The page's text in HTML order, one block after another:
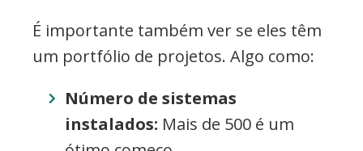
É importante também ver se eles têm
um portfólio de projetos. Algo como:
Número de sistemas
instalados: Mais de 500 é um